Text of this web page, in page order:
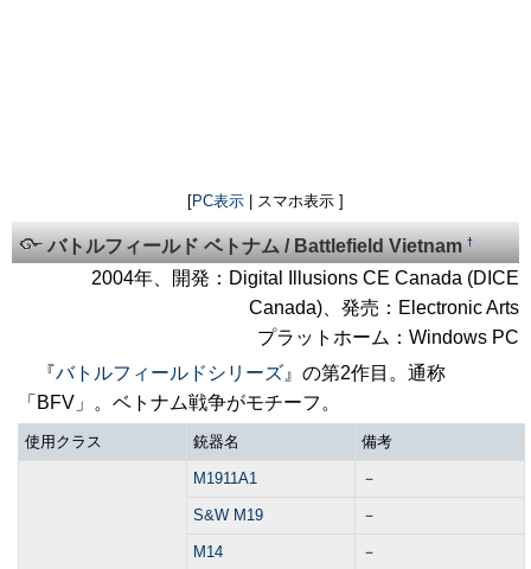
[PC表示 | スマホ表示 ]
バトルフィールド ベトナム / Battlefield Vietnam†
2004年、開発：Digital Illusions CE Canada (DICE
Canada)、発売：Electronic Arts
プラットホーム：Windows PC
『バトルフィールドシリーズ 』の第2作目。通称
「BFV」。ベトナム戦争がモチーフ。
使用クラス 銃器名 備考
M1911A1 －
S&W M19 －
M14 －